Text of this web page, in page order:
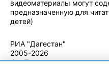
видеоматериалы могут
предназначенную для
детей)
РИА "Дагестан"
2005-2026
© - Правила